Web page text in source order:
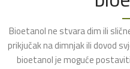
Bioetanol ne stvara dim ili
prikjučak na dimnjak ili dovod
bioetanol je moguće